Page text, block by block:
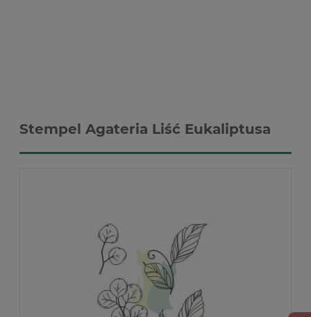
Stempel Agateria Liść Eukaliptusa